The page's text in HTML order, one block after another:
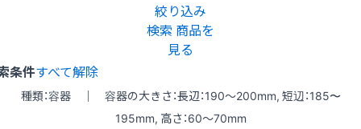
絞り込み
検索 商品を
見る
条件すべて解除
種類：容器 ｜ 容器の大きさ：長辺：190〜200mm, 短辺：185〜
195mm, 高さ：60〜70mm